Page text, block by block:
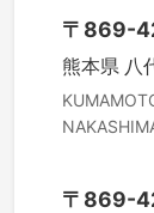
〒 869-
熊本県 八
〒 869-